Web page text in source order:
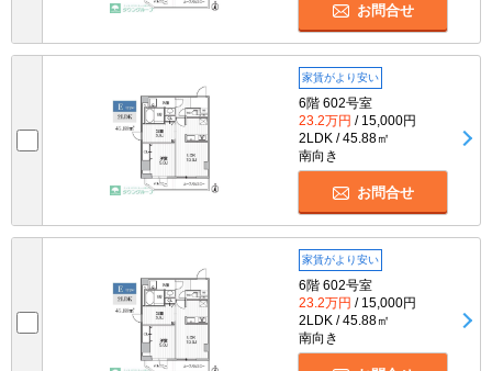
お問合せ
家賃がより安い
6階 602号室
23.2万円 / 15,000円
2LDK / 45.88㎡
南向き
お問合せ
家賃がより安い
6階 602号室
23.2万円 / 15,000円
2LDK / 45.88㎡
南向き